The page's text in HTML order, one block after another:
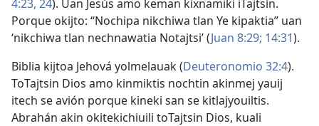
4:23, 24). Uan Jesús amo keman kixnamiki iTajtsin.
Porque okijto: “Nochipa nikchiwa tlan Ye kipaktia” uan
‘nikchiwa tlan nechnawatia Notajtsi’ (Juan 8:29; 14:31).
Biblia kijtoa Jehová yolmelauak (Deuteronomio 32:4).
ToTajtsin Dios amo kinmiktis nochtin akinmej yauij
itech se avión porque kineki san se kitlajyouiltis.
Abrahán akin okitekichiuili toTajtsin Dios, kuali